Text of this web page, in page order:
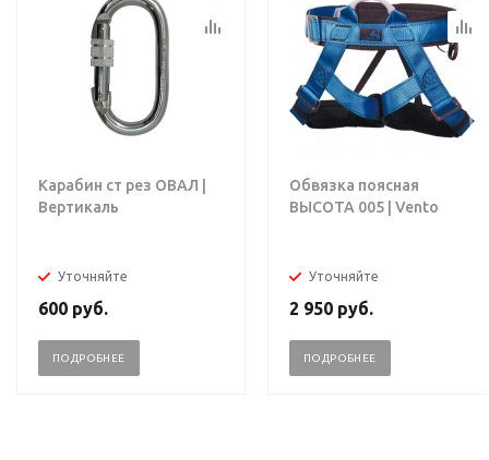
Карабин ст рез ОВАЛ |
Вертикаль
Уточняйте
600 руб.
ПОДРОБНЕЕ
Обвязка поясная
ВЫСОТА 005 | Vento
Уточняйте
2 950 руб.
ПОДРОБНЕЕ